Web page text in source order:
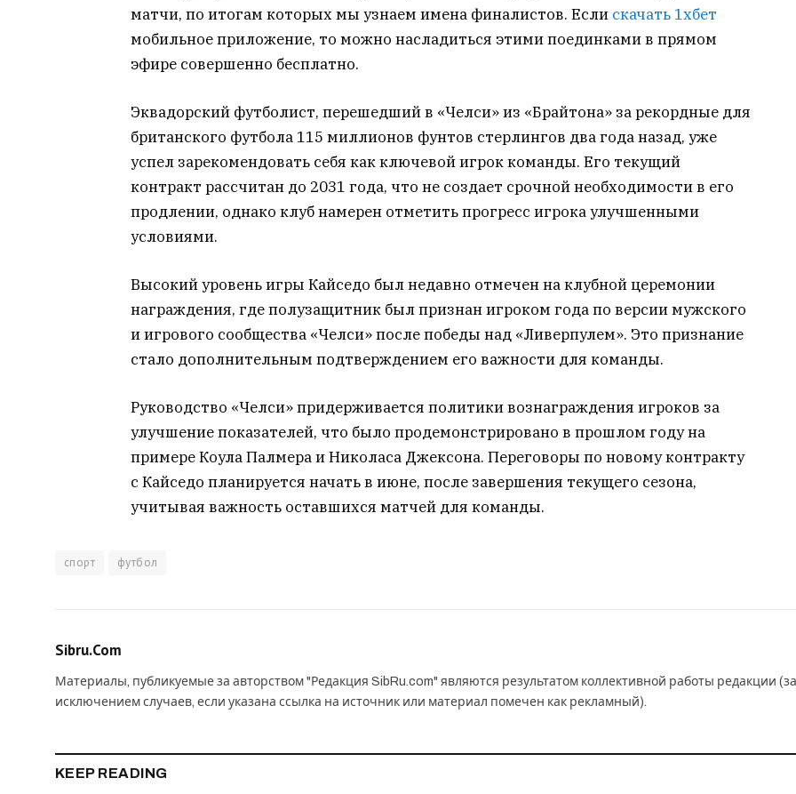
матчи, по итогам которых мы узнаем имена финалистов. Если скачать 1хбет
мобильное приложение, то можно насладиться этими поединками в прямом
эфире совершенно бесплатно.
Эквадорский футболист, перешедший в «Челси» из «Брайтона» за рекордные для
британского футбола 115 миллионов фунтов стерлингов два года назад, уже
успел зарекомендовать себя как ключевой игрок команды. Его текущий
контракт рассчитан до 2031 года, что не создает срочной необходимости в его
продлении, однако клуб намерен отметить прогресс игрока улучшенными
условиями.
Высокий уровень игры Кайседо был недавно отмечен на клубной церемонии
награждения, где полузащитник был признан игроком года по версии мужского
и игрового сообщества «Челси» после победы над «Ливерпулем». Это признание
стало дополнительным подтверждением его важности для команды.
Руководство «Челси» придерживается политики вознаграждения игроков за
улучшение показателей, что было продемонстрировано в прошлом году на
примере Коула Палмера и Николаса Джексона. Переговоры по новому контракту
с Кайседо планируется начать в июне, после завершения текущего сезона,
учитывая важность оставшихся матчей для команды.
спорт футбол
Sibru.Com
Материалы, публикуемые за авторством "Редакция SibRu.com" являются результатом коллективной работы редакции (за
исключением случаев, если указана ссылка на источник или материал помечен как рекламный).
KEEP READING